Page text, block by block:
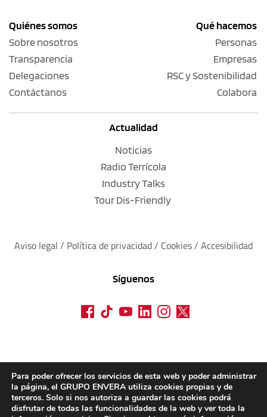
Quiénes somos
Sobre nosotros
Transparencia
Delegaciones
Contáctanos
Qué hacemos
Personas
Empresas
RSC y Sostenibilidad
Colabora
Actualidad
Noticias
Radio Terrícola
Industry Talks
Tour Dis-Friendly
Aviso legal / Política de privacidad / Cookies / Accesibilidad
Síguenos
Para poder ofrecer los servicios de esta web y poder administrar
la página, el GRUPO ENVERA utiliza cookies propias y de
terceros. Solo si nos autoriza a guardar las cookies podrá
disfrutar de todas las funcionalidades de la web y ver toda la